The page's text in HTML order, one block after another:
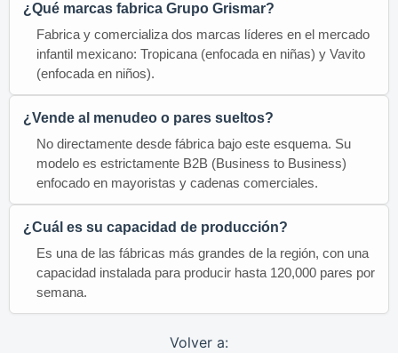
¿Qué marcas fabrica Grupo Grismar?
Fabrica y comercializa dos marcas líderes en el mercado
infantil mexicano: Tropicana (enfocada en niñas) y Vavito
(enfocada en niños).
¿Vende al menudeo o pares sueltos?
No directamente desde fábrica bajo este esquema. Su
modelo es estrictamente B2B (Business to Business)
enfocado en mayoristas y cadenas comerciales.
¿Cuál es su capacidad de producción?
Es una de las fábricas más grandes de la región, con una
capacidad instalada para producir hasta 120,000 pares por
semana.
Volver a: